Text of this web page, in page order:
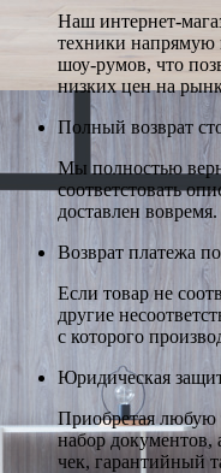
Наш интернет-
техники напрямую
шоу-румов, что
низких цен на
Полный возврат
Мы полностью
соответстовать
доставлен вовремя.
Возврат платежа
Если товар не
другие
с которого
Юридическая
Приобретая любую
набор документов,
чек, гарантийный